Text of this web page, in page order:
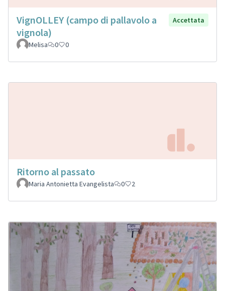
VignOLLEY (campo di pallavolo a
vignola)
Accettata
Melisa 0 0
Ritorno al passato
Maria Antonietta Evangelista 0 2